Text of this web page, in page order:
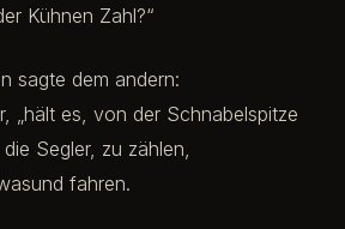
Kühnen Zahl?“
sagte dem andern:
„hält es, von der Schnabelspitze
Segler, zu zählen,
fahren.